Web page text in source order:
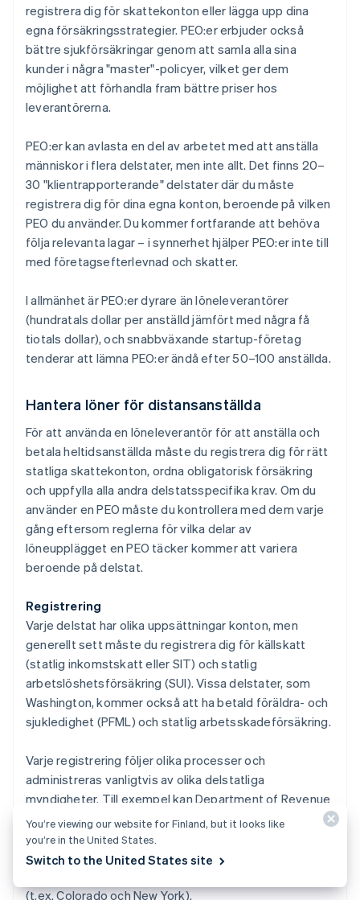
registrera dig för skattekonton eller lägga upp dina
egna försäkringsstrategier. PEO:er erbjuder också
bättre sjukförsäkringar genom att samla alla sina
kunder i några "master"-policyer, vilket ger dem
möjlighet att förhandla fram bättre priser hos
leverantörerna.
PEO:er kan avlasta en del av arbetet med att anställa
människor i flera delstater, men inte allt. Det finns 20–
30 "klientrapporterande" delstater där du måste
registrera dig för dina egna konton, beroende på vilken
PEO du använder. Du kommer fortfarande att behöva
följa relevanta lagar – i synnerhet hjälper PEO:er inte till
med företagsefterlevnad och skatter.
I allmänhet är PEO:er dyrare än löneleverantörer
(hundratals dollar per anställd jämfört med några få
tiotals dollar), och snabbväxande startup-företag
tenderar att lämna PEO:er ändå efter 50–100 anställda.
Hantera löner för distansanställda
För att använda en löneleverantör för att anställa och
betala heltidsanställda måste du registrera dig för rätt
statliga skattekonton, ordna obligatorisk försäkring
och uppfylla alla andra delstatsspecifika krav. Om du
använder en PEO måste du kontrollera med dem varje
gång eftersom reglerna för vilka delar av
löneupplägget en PEO täcker kommer att variera
beroende på delstat.
Registrering
Varje delstat har olika uppsättningar konton, men
generellt sett måste du registrera dig för källskatt
(statlig inkomstskatt eller SIT) och statlig
arbetslöshetsförsäkring (SUI). Vissa delstater, som
Washington, kommer också att ha betald föräldra- och
sjukledighet (PFML) och statlig arbetsskadeförsäkring.
Varje registrering följer olika processer och
administreras vanligtvis av olika delstatliga
myndigheter. Till exempel kan Department of Revenue
i en delstat utfärda kontot för källskatt, medan
Department of Labor kan utfärda kontot för
arbetslöshetsförsäkring. Vissa delstater försöker göra
(t.ex. Colorado och New York).
You’re viewing our website for Finland, but it looks like
you’re in the United States.
Switch to the United States site